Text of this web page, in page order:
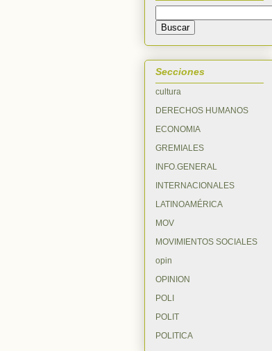
Secciones
cultura
DERECHOS HUMANOS
ECONOMIA
GREMIALES
INFO.GENERAL
INTERNACIONALES
LATINOAMÉRICA
MOV
MOVIMIENTOS SOCIALES
opin
OPINION
POLI
POLIT
POLITICA